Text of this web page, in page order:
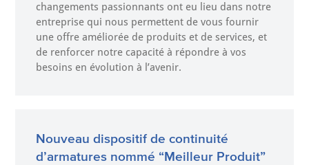
changements passionnants ont eu lieu dans notre
entreprise qui nous permettent de vous fournir
une offre améliorée de produits et de services, et
de renforcer notre capacité à répondre à vos
besoins en évolution à l’avenir.
Nouveau dispositif de continuité
d’armatures nommé “Meilleur Produit”